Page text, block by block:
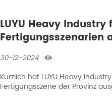
LUYU Heavy
Fertigungsszenarien
30-12-2024 
Kürzlich hat LUYU Heavy
Fertigungsszene der Provinz